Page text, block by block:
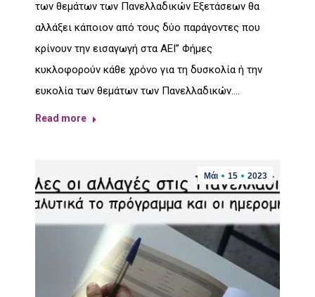
των θεμάτων των Πανελλαδικών Εξετάσεων θα
αλλάξει κάποιον από τους δύο παράγοντες που
κρίνουν την εισαγωγή στα ΑΕΙ” Φήμες
κυκλοφορούν κάθε χρόνο για τη δυσκολία ή την
ευκολία των θεμάτων των Πανελλαδικών.…
Read more
Μάι 15 2023